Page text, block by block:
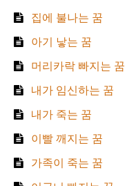
집에 불나는 꿈
아기 낳는 꿈
머리카락 빠지는 꿈
내가 임신하는 꿈
내가 죽는 꿈
이빨 깨지는 꿈
가족이 죽는 꿈